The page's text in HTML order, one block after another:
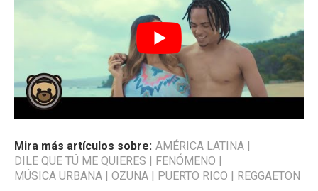
Mira más artículos sobre: AMÉRICA LATINA |
DILE QUE TÚ ME QUIERES | FENÓMENO |
MÚSICA URBANA | OZUNA | PUERTO RICO | REGGAETON